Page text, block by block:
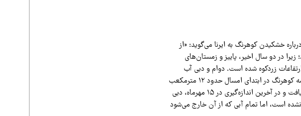
خشکیدن کوهرنگ به ایرنا می‌گوید: «از
در دو سال اخیر، پاییز و زمستان‌های
زردکوه شده است. دوام و دبی آب
چشمه کوهرنگ به‌شدت وابسته به ذخایر برف ارتفاعات زردکوه است. چشمه کوهرنگ در ابتدای امسال حدود ۱۲ مترمکعب
بر ثانیه آبدهی داشت، اما روند کاهش جریان آن به‌صورت پیوسته ادامه یافت و در آخرین اندازه‌گیری در ۱۵ مهرماه، دبی
خشک نشده است، اما تمام آبی که از آن خارج می‌شود